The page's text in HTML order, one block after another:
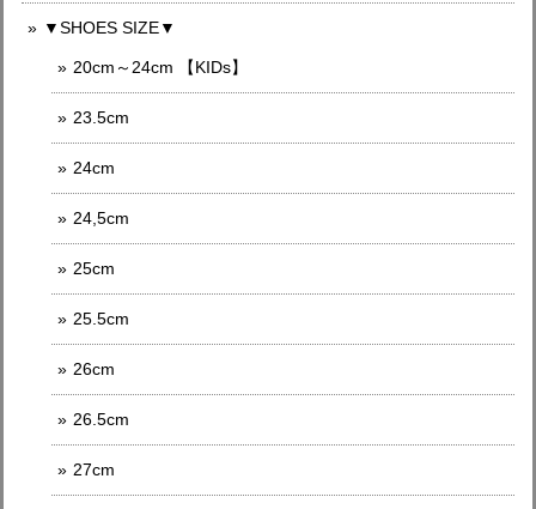
▼SHOES SIZE▼
20cm～24cm 【KIDs】
23.5cm
24cm
24,5cm
25cm
25.5cm
26cm
26.5cm
27cm